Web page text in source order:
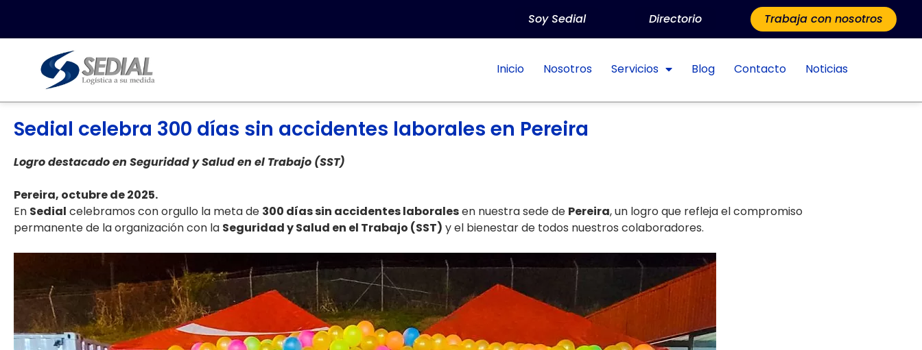
Soy Sedial Directorio Trabaja con nosotros
Inicio Nosotros Servicios Blog Contacto Noticias
Sedial celebra 300 días sin accidentes laborales en Pereira
Logro destacado en Seguridad y Salud en el Trabajo (SST)
Pereira, octubre de 2025.
En Sedial celebramos con orgullo la meta de 300 días sin accidentes laboralesen nuestra sede de Pereira, un logro que refleja el compromiso
permanente de la organización con la Seguridad y Salud en el Trabajo (SST) y el bienestar de todos nuestros colaboradores.